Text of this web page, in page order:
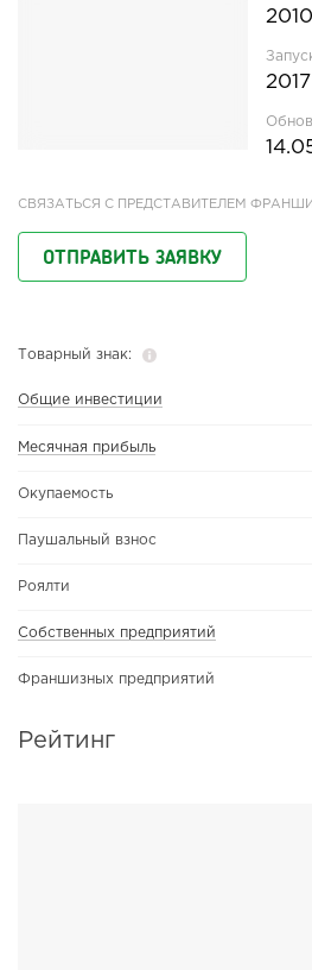
2010
2017
СВЯЗАТЬСЯ С ПРЕДСТАВИТЕЛЕМ
ОТПРАВИТЬ ЗАЯВКУ
Товарный знак:
Общие инвестиции
Месячная прибыль
Окупаемость
Паушальный взнос
Роялти
Собственных предприятий
Франшизных предприятий
Рейтинг